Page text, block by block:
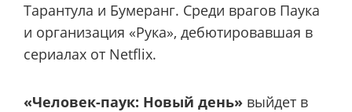
Тарантула и Бумеранг. Среди врагов Паука
и организация «Рука», дебютировавшая в
сериалах от Netflix.
«Человек-паук: Новый день» выйдет в